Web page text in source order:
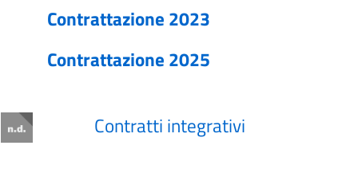
Contrattazione 2023
Contrattazione 2025
Contratti integrativi